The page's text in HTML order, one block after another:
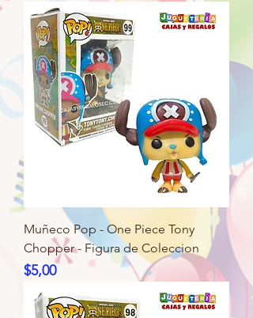
Muñeco Pop - One Piece Tony
Chopper - Figura de Coleccion
Precio
$5,00